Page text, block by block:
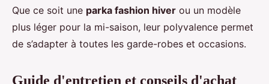
Que ce soit une parka fashion hiver ou un modèle
plus léger pour la mi-saison, leur polyvalence permet
de s’adapter à toutes les garde-robes et occasions.
Guide d'entretien et conseils d'achat